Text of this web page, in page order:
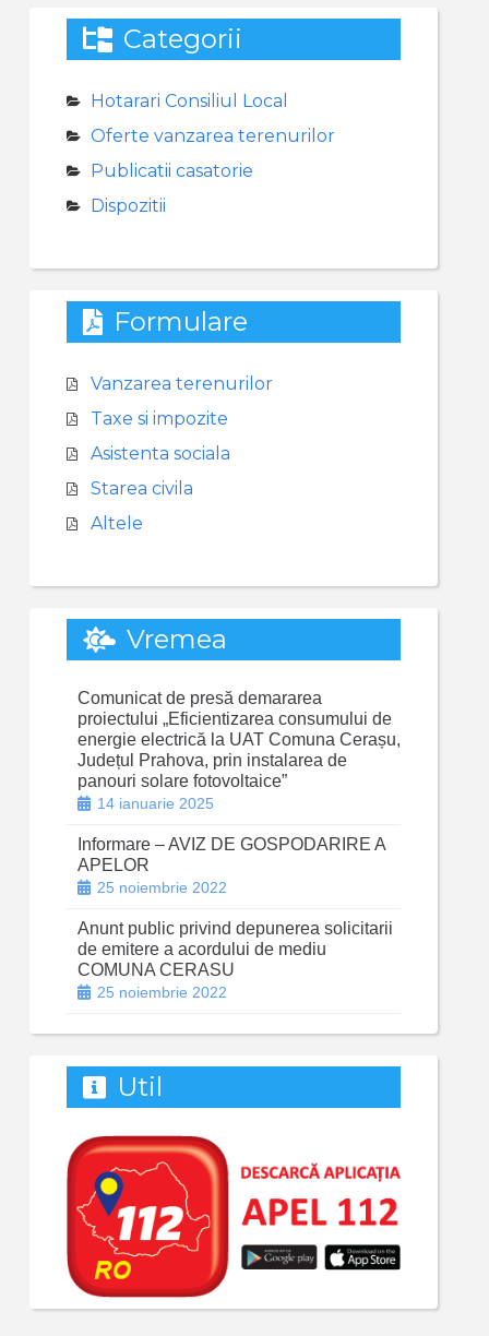
Categorii
Hotarari Consiliul Local
Oferte vanzarea terenurilor
Publicatii casatorie
Dispozitii
Formulare
Vanzarea terenurilor
Taxe si impozite
Asistenta sociala
Starea civila
Altele
Vremea
Comunicat de presă demararea
proiectului „Eficientizarea consumului de
energie electrică la UAT Comuna Cerașu,
Județul Prahova, prin instalarea de
panouri solare fotovoltaice”
14 ianuarie 2025
Informare – AVIZ DE GOSPODARIRE A
APELOR
25 noiembrie 2022
Anunt public privind depunerea solicitarii
de emitere a acordului de mediu
COMUNA CERASU
25 noiembrie 2022
Util